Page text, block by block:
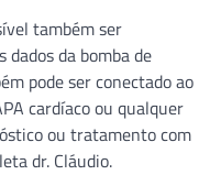
também ser
da bomba de
pode ser conectado ao
cardíaco ou qualquer
ou tratamento com
dr. Cláudio.